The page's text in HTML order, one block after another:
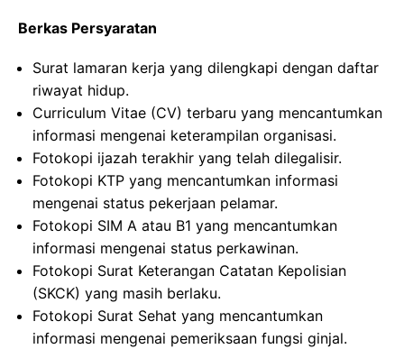
Berkas Persyaratan
Surat lamaran kerja yang dilengkapi dengan daftar
riwayat hidup.
Curriculum Vitae (CV) terbaru yang mencantumkan
informasi mengenai keterampilan organisasi.
Fotokopi ijazah terakhir yang telah dilegalisir.
Fotokopi KTP yang mencantumkan informasi
mengenai status pekerjaan pelamar.
Fotokopi SIM A atau B1 yang mencantumkan
informasi mengenai status perkawinan.
Fotokopi Surat Keterangan Catatan Kepolisian
(SKCK) yang masih berlaku.
Fotokopi Surat Sehat yang mencantumkan
informasi mengenai pemeriksaan fungsi ginjal.